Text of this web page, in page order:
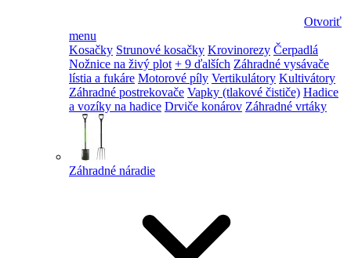
Otvoriť
menu
Kosačky Strunové kosačky Krovinorezy Čerpadlá
Nožnice na živý plot + 9 ďalších Záhradné vysávače
lístia a fukáre Motorové píly Vertikulátory Kultivátory
Záhradné postrekovače Vapky (tlakové čističe) Hadice
a vozíky na hadice Drviče konárov Záhradné vrtáky
Záhradné náradie